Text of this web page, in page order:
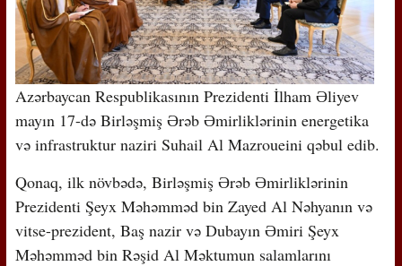
Azərbaycan Respublikasının Prezidenti İlham Əliyev
mayın 17-də Birləşmiş Ərəb Əmirliklərinin energetika
və infrastruktur naziri Suhail Al Mazroueini qəbul edib.
Qonaq, ilk növbədə, Birləşmiş Ərəb Əmirliklərinin
Prezidenti Şeyx Məhəmməd bin Zayed Al Nəhyanın və
vitse-prezident, Baş nazir və Dubayın Əmiri Şeyx
Məhəmməd bin Rəşid Al Məktumun salamlarını